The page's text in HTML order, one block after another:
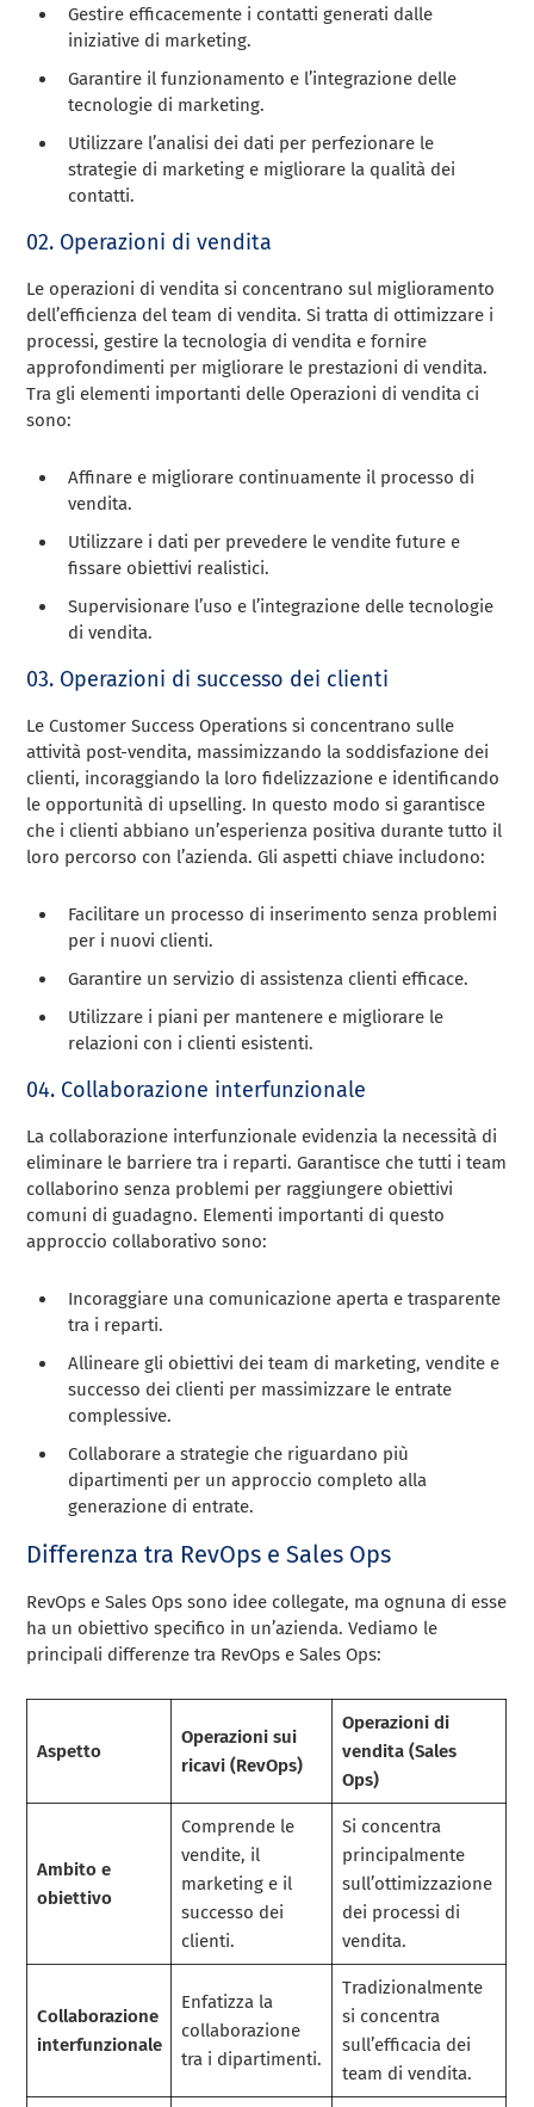
Gestire efficacemente i contatti generati dalle
iniziative di marketing.
Garantire il funzionamento e l’integrazione delle
tecnologie di marketing.
Utilizzare l’analisi dei dati per perfezionare le
strategie di marketing e migliorare la qualità dei
contatti.
02. Operazioni di vendita
Le operazioni di vendita si concentrano sul miglioramento
dell’efficienza del team di vendita. Si tratta di ottimizzare i
processi, gestire la tecnologia di vendita e fornire
approfondimenti per migliorare le prestazioni di vendita.
Tra gli elementi importanti delle Operazioni di vendita ci
sono:
Affinare e migliorare continuamente il processo di
vendita.
Utilizzare i dati per prevedere le vendite future e
fissare obiettivi realistici.
Supervisionare l’uso e l’integrazione delle tecnologie
di vendita.
03. Operazioni di successo dei clienti
Le Customer Success Operations si concentrano sulle
attività post-vendita, massimizzando la soddisfazione dei
clienti, incoraggiando la loro fidelizzazione e identificando
le opportunità di upselling. In questo modo si garantisce
che i clienti abbiano un’esperienza positiva durante tutto il
loro percorso con l’azienda. Gli aspetti chiave includono:
Facilitare un processo di inserimento senza problemi
per i nuovi clienti.
Garantire un servizio di assistenza clienti efficace.
Utilizzare i piani per mantenere e migliorare le
relazioni con i clienti esistenti.
04. Collaborazione interfunzionale
La collaborazione interfunzionale evidenzia la necessità di
eliminare le barriere tra i reparti. Garantisce che tutti i team
collaborino senza problemi per raggiungere obiettivi
comuni di guadagno. Elementi importanti di questo
approccio collaborativo sono:
Incoraggiare una comunicazione aperta e trasparente
tra i reparti.
Allineare gli obiettivi dei team di marketing, vendite e
successo dei clienti per massimizzare le entrate
complessive.
Collaborare a strategie che riguardano più
dipartimenti per un approccio completo alla
generazione di entrate.
Differenza tra RevOps e Sales Ops
RevOps e Sales Ops sono idee collegate, ma ognuna di esse
ha un obiettivo specifico in un’azienda. Vediamo le
principali differenze tra RevOps e Sales Ops:
Aspetto
Operazioni sui
ricavi (RevOps)
Operazioni di
vendita (Sales
Ops)
Ambito e
obiettivo
Comprende le
vendite, il
marketing e il
successo dei
clienti.
Si concentra
principalmente
sull’ottimizzazione
dei processi di
vendita.
Collaborazione
interfunzionale
Enfatizza la
collaborazione
tra i dipartimenti.
Tradizionalmente
si concentra
sull’efficacia dei
team di vendita.